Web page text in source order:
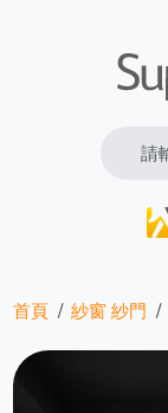
Search
首頁 紗窗 紗門